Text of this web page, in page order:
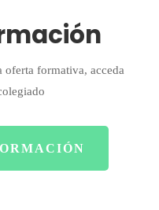
oferta formativa, acceda